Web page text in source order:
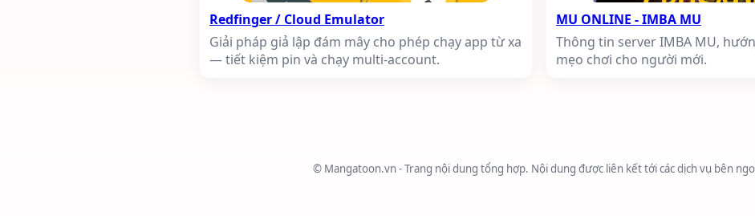
Redfinger / Cloud Emulator
Giải pháp giả lập đám mây cho phép chạy app từ xa
— tiết kiệm pin và chạy multi‑account.
MU ONLINE - IMBA MU
Thông tin server IMBA MU,
mẹo chơi cho người mới.
© Mangatoon.vn - Trang nội dung tổng hợp. Nội dung được liên kết tới các dịch vụ bên